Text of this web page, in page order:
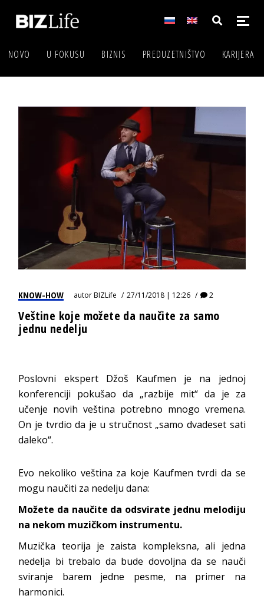
NOVO U FOKUSU BIZNIS PREDUZETNIŠTVO KARIJERA
KNOW-HOW autorBIZLife 27/11/2018 | 12:26 2
Veštine koje možete da naučite za samo
jednu nedelju
Poslovni ekspert Džoš Kaufmen je na jednoj
konferenciji pokušao da „razbije mit“ da je za
učenje novih veština potrebno mnogo vremena.
On je tvrdio da je u stručnost „samo dvadeset sati
daleko“.
Evo nekoliko veština za koje Kaufmen tvrdi da se
mogu naučiti za nedelju dana:
Možete da naučite da odsvirate jednu melodiju
na nekom muzičkom instrumentu.
Muzička teorija je zaista kompleksna, ali jedna
nedelja bi trebalo da bude dovoljna da se nauči
sviranje barem jedne pesme, na primer na
harmonici.